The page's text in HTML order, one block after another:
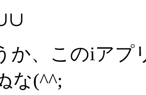
か、このiアプ
な(^^;